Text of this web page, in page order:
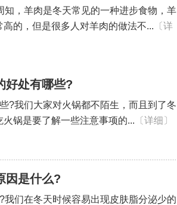
，羊肉是冬天常见的一种进步食物，羊
的，但是很多人对羊肉的做法不... 〔详
好处有哪些?
?我们大家对火锅都不陌生，而且到了冬
锅是要了解一些注意事项的... 〔详细〕
因是什么?
们在冬天时候容易出现皮肤脂分泌少的